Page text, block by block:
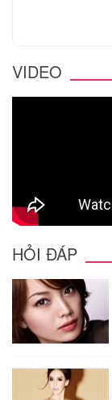
VIDEO
HỎI ĐÁP